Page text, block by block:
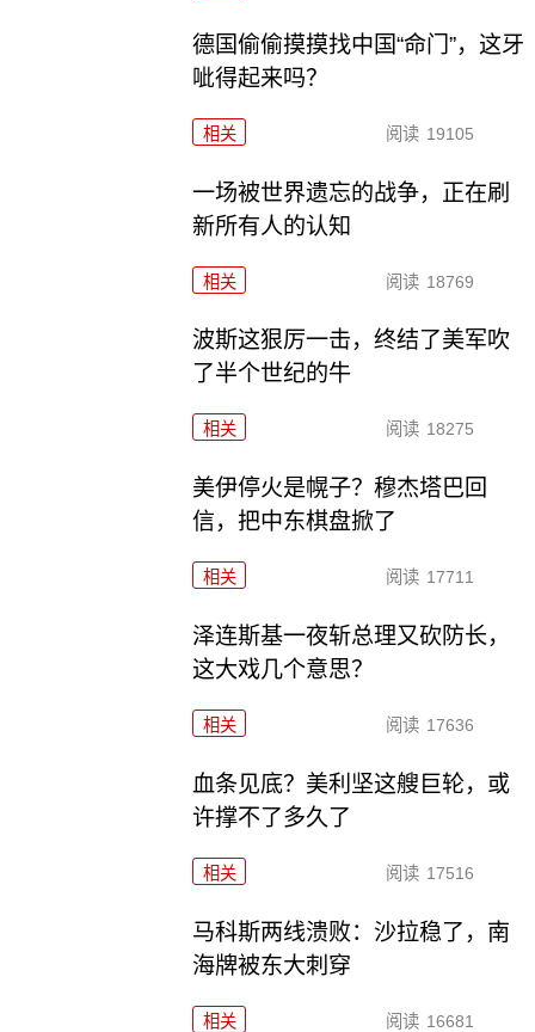
德国偷偷摸摸找中国“命门”，这牙
呲得起来吗？
相关 阅读 19105
一场被世界遗忘的战争，正在刷
新所有人的认知
相关 阅读 18769
波斯这狠厉一击，终结了美军吹
了半个世纪的牛
相关 阅读 18275
美伊停火是幌子？穆杰塔巴回
信，把中东棋盘掀了
相关 阅读 17711
泽连斯基一夜斩总理又砍防长，
这大戏几个意思？
相关 阅读 17636
血条见底？美利坚这艘巨轮，或
许撑不了多久了
相关 阅读 17516
马科斯两线溃败：沙拉稳了，南
海牌被东大刺穿
相关 阅读 16681